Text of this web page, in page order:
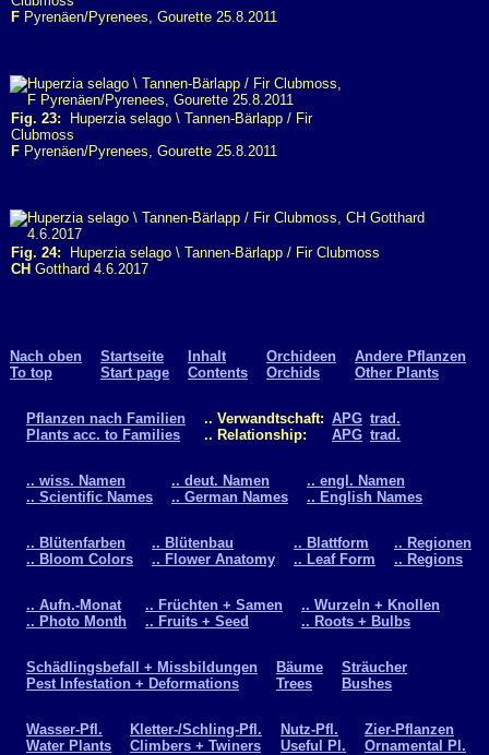
F Pyrenäen/Pyrenees, Gourette 25.8.2011
Fig. 23: Huperzia selago \ Tannen-Bärlapp / Fir
Clubmoss
F Pyrenäen/Pyrenees, Gourette 25.8.2011
Fig. 24: Huperzia selago \ Tannen-Bärlapp / Fir Clubmoss
CH Gotthard 4.6.2017
Nach oben
To top
Startseite
Start page
Inhalt
Contents
Orchideen
Orchids
Andere Pflanzen
Other Plants
Pflanzen nach Familien
Plants acc. to Families
.. Verwandtschaft:
.. Relationship:
APG
APG
trad.
trad.
.. wiss. Namen
.. Scientific Names
.. deut. Namen
.. German Names
.. engl. Namen
.. English Names
.. Blütenfarben
.. Bloom Colors
.. Blütenbau
.. Flower Anatomy
.. Blattform
.. Leaf Form
.. Regionen
.. Regions
.. Aufn.-Monat
.. Photo Month
.. Früchten + Samen
.. Fruits + Seed
.. Wurzeln + Knollen
.. Roots + Bulbs
Schädlingsbefall + Missbildungen
Pest Infestation + Deformations
Bäume
Trees
Sträucher
Bushes
Wasser-Pfl.
Water Plants
Kletter-/Schling-Pfl.
Climbers + Twiners
Nutz-Pfl.
Useful Pl.
Zier-Pflanzen
Ornamental Pl.